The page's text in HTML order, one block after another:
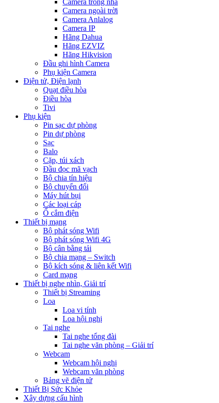
Camera trong nhà
Camera ngoài trời
Camera Anlalog
Camera IP
Hãng Dahua
Hãng EZVIZ
Hãng Hikvision
Đầu ghi hình Camera
Phụ kiện Camera
Điện tử, Điện lạnh
Quạt điều hòa
Điều hòa
Tivi
Phụ kiện
Pin sạc dự phòng
Pin dự phòng
Sạc
Balo
Cặp, túi xách
Đầu đọc mã vạch
Bộ chia tín hiệu
Bộ chuyển đổi
Máy hút bụi
Các loại cáp
Ổ cắm điện
Thiết bị mạng
Bộ phát sóng Wifi
Bộ phát sóng Wifi 4G
Bộ cân bằng tải
Bộ chia mạng – Switch
Bộ kích sóng & liên kết Wifi
Card mạng
Thiết bị nghe nhìn, Giải trí
Thiết bị Streaming
Loa
Loa vi tính
Loa hội nghị
Tai nghe
Tai nghe tổng đài
Tai nghe văn phòng – Giải trí
Webcam
Webcam hội nghị
Webcam văn phòng
Bảng vẽ điện tử
Thiết Bị Sức Khỏe
Xây dựng cấu hình